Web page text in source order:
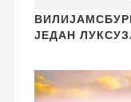
ЈЕДАН